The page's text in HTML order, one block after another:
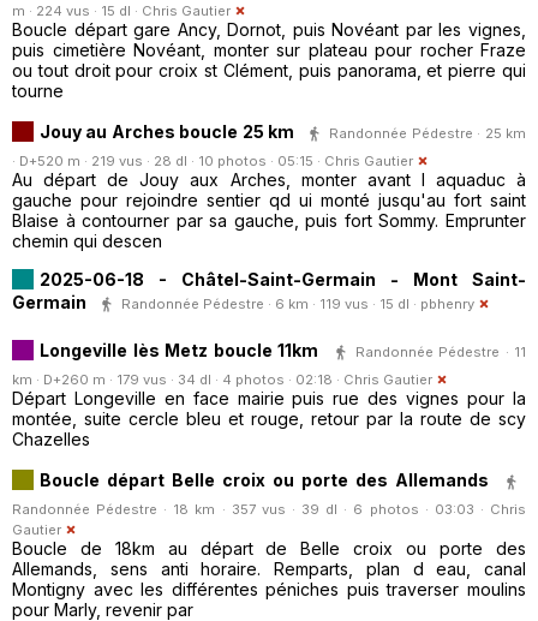
m · 224 vus · 15 dl · Chris Gautier
Boucle départ gare Ancy, Dornot, puis Novéant par les vignes,
puis cimetière Novéant, monter sur plateau pour rocher Fraze
ou tout droit pour croix st Clément, puis panorama, et pierre qui
tourne
Jouy au Arches boucle 25 km
Randonnée Pédestre · 25 km
· D+520 m · 219 vus · 28 dl · 10 photos · 05:15 · Chris Gautier
Au départ de Jouy aux Arches, monter avant l aquaduc à
gauche pour rejoindre sentier qd ui monté jusqu'au fort saint
Blaise à contourner par sa gauche, puis fort Sommy. Emprunter
chemin qui descen
2025-06-18 - Châtel-Saint-Germain - Mont Saint-
Germain
Randonnée Pédestre · 6 km · 119 vus · 15 dl · pbhenry
Longeville lès Metz boucle 11km
Randonnée Pédestre · 11
km · D+260 m · 179 vus · 34 dl · 4 photos · 02:18 · Chris Gautier
Départ Longeville en face mairie puis rue des vignes pour la
montée, suite cercle bleu et rouge, retour par la route de scy
Chazelles
Boucle départ Belle croix ou porte des Allemands
Randonnée Pédestre · 18 km · 357 vus · 39 dl · 6 photos · 03:03 · Chris
Gautier
Boucle de 18km au départ de Belle croix ou porte des
Allemands, sens anti horaire. Remparts, plan d eau, canal
Montigny avec les différentes péniches puis traverser moulins
pour Marly, revenir par